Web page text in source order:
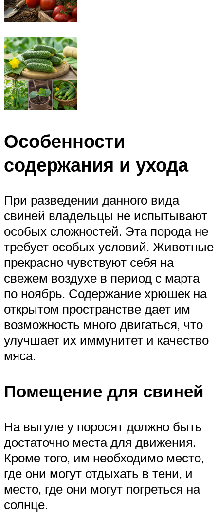
Особенности
содержания и ухода
При разведении данного вида
свиней владельцы не испытывают
особых сложностей. Эта порода не
требует особых условий. Животные
прекрасно чувствуют себя на
свежем воздухе в период с марта
по ноябрь. Содержание хрюшек на
открытом пространстве дает им
возможность много двигаться, что
улучшает их иммунитет и качество
мяса.
Помещение для свиней
На выгуле у поросят должно быть
достаточно места для движения.
Кроме того, им необходимо место,
где они могут отдыхать в тени, и
место, где они могут погреться на
солнце.